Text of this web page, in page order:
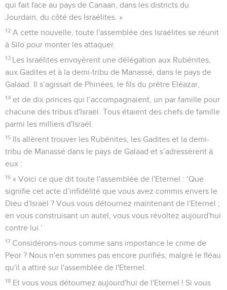
qui fait face au pays de Canaan, dans les districts du
Jourdain, du côté des Israélites. »
12 A cette nouvelle, toute l'assemblée des Israélites se réunit
à Silo pour monter les attaquer.
13 Les Israélites envoyèrent une délégation aux Rubénites,
aux Gadites et à la demi-tribu de Manassé, dans le pays de
Galaad. Il s’agissait de Phinées, le fils du prêtre Eléazar,
14 et de dix princes qui l’accompagnaient, un par famille pour
chacune des tribus d'Israël. Tous étaient des chefs de famille
parmi les milliers d'Israël.
15 Ils allèrent trouver les Rubénites, les Gadites et la demi-
tribu de Manassé dans le pays de Galaad et s’adressèrent à
eux :
16 « Voici ce que dit toute l'assemblée de l'Eternel : ‘Que
signifie cet acte d’infidélité que vous avez commis envers le
Dieu d'Israël ? Vous vous détournez maintenant de l'Eternel ;
en vous construisant un autel, vous vous révoltez aujourd'hui
contre lui.’
17 Considérons-nous comme sans importance le crime de
Peor ? Nous n'en sommes pas encore purifiés, malgré le fléau
qu'il a attiré sur l'assemblée de l'Eternel.
18 Et vous vous détournez aujourd'hui de l'Eternel ! Si vous